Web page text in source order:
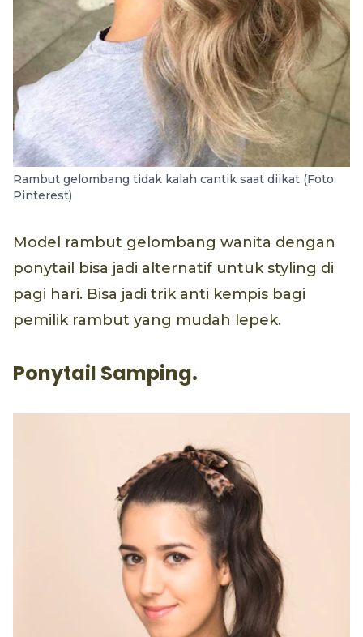
Rambut gelombang tidak kalah cantik saat diikat (Foto:
Pinterest)
Model rambut gelombang wanita dengan
ponytail bisa jadi alternatif untuk styling di
pagi hari. Bisa jadi trik anti kempis bagi
pemilik rambut yang mudah lepek.
Ponytail Samping.